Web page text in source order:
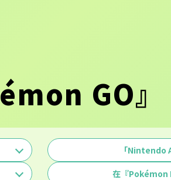
GO』
「Nintendo
在『Pokémon